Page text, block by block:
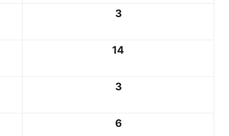
3
14
3
6